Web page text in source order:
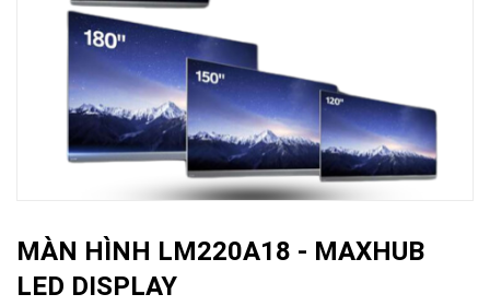
MÀN HÌNH LM220A18 - MAXHUB
LED DISPLAY